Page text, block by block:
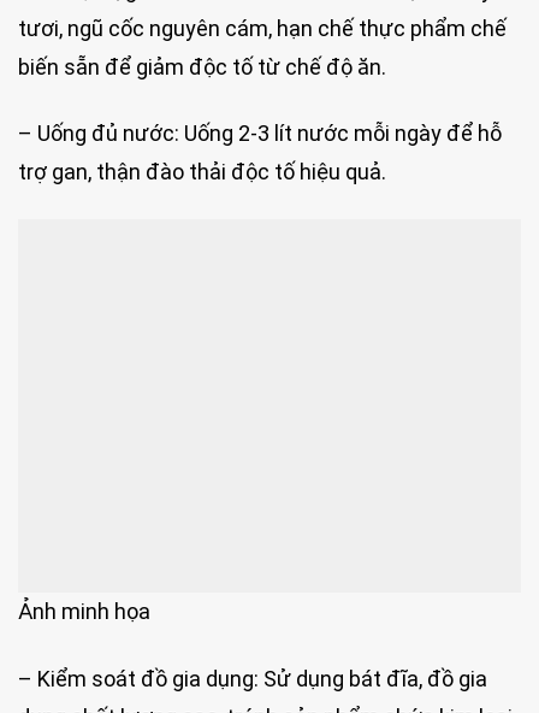
tươi, ngũ cốc nguyên cám, hạn chế thực phẩm chế
biến sẵn để giảm độc tố từ chế độ ăn.
– Uống đủ nước: Uống 2-3 lít nước mỗi ngày để hỗ
trợ gan, thận đào thải độc tố hiệu quả.
Ảnh minh họa
– Kiểm soát đồ gia dụng: Sử dụng bát đĩa, đồ gia